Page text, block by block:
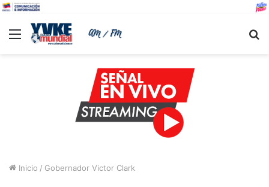
Menu
Inicio / Gobernador Victor Clark